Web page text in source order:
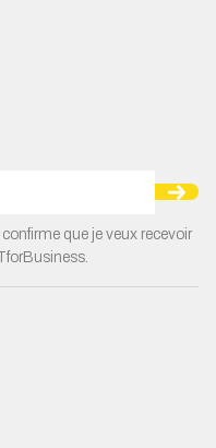
que je veux recevoir